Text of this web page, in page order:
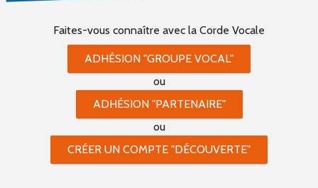
Faites-vous connaître avec la Corde Vocale
ADHÉSION "GROUPE VOCAL"
ou
ADHÉSION "PARTENAIRE"
ou
CRÉER UN COMPTE "DÉCOUVERTE"